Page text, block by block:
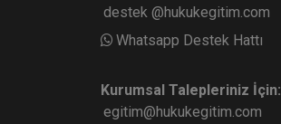
destek @hukukegitim.com
Whatsapp Destek Hattı
Kurumsal Talepleriniz İçin:
egitim@hukukegitim.com